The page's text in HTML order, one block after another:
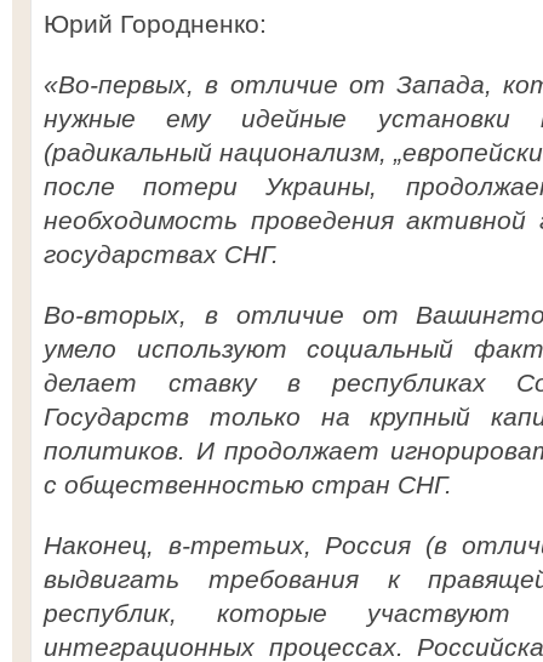
Юрий Городненко:
«Во-первых, в отличие от Запада,
нужные ему идейные установки
(радикальный национализм,
после потери Украины,
необходимость проведения
государствах СНГ.
Во-вторых, в отличие от
умело используют социальный
делает ставку в республиках
Государств только на крупный
политиков. И продолжает
с общественностью стран СНГ.
Наконец, в-третьих, Россия (в
выдвигать требования к
республик, которые
интеграционных процессах.